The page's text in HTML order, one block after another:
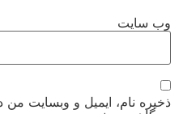
وب‌ سایت
ذخیره نام، ایمیل و وبسایت من